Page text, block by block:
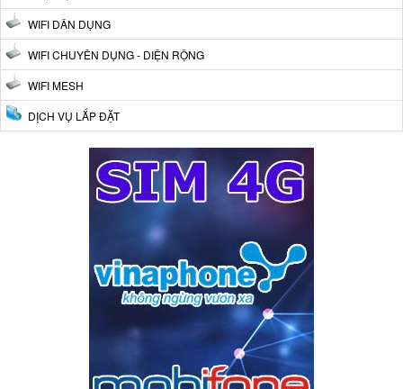
WIFI DÂN DỤNG
WIFI CHUYÊN DỤNG - DIỆN RỘNG
WIFI MESH
DỊCH VỤ LẮP ĐẶT